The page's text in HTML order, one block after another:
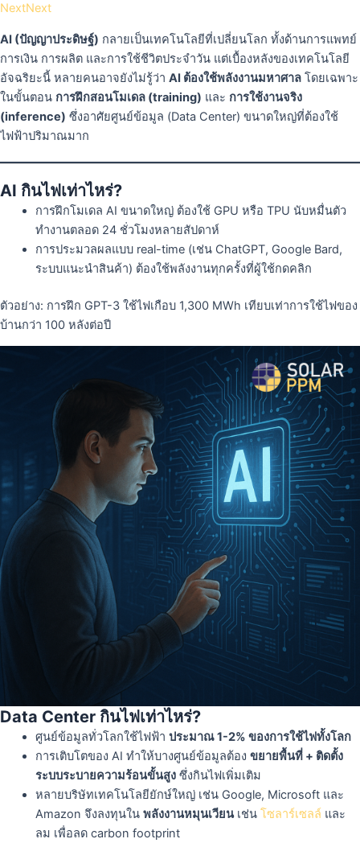
NextNext
AI (ปัญญาประดิษฐ์) กลายเป็นเทคโนโลยีที่เปลี่ยนโลก ทั้งด้านการแพทย์
การเงิน การผลิต และการใช้ชีวิตประจำวัน แต่เบื้องหลังของเทคโนโลยี
อัจฉริยะนี้ หลายคนอาจยังไม่รู้ว่า AI ต้องใช้พลังงานมหาศาล โดยเฉพาะ
ในขั้นตอน การฝึกสอนโมเดล (training) และ การใช้งานจริง
(inference) ซึ่งอาศัยศูนย์ข้อมูล (Data Center) ขนาดใหญ่ที่ต้องใช้
ไฟฟ้าปริมาณมาก
AI กินไฟเท่าไหร่?
การฝึกโมเดล AI ขนาดใหญ่ ต้องใช้ GPU หรือ TPU นับหมื่นตัว
ทำงานตลอด 24 ชั่วโมงหลายสัปดาห์
การประมวลผลแบบ real-time (เช่น ChatGPT, Google Bard,
ระบบแนะนำสินค้า) ต้องใช้พลังงานทุกครั้งที่ผู้ใช้กดคลิก
ตัวอย่าง: การฝึก GPT-3 ใช้ไฟเกือบ 1,300 MWh เทียบเท่าการใช้ไฟของ
บ้านกว่า 100 หลังต่อปี
Data Center กินไฟเท่าไหร่?
ศูนย์ข้อมูลทั่วโลกใช้ไฟฟ้า ประมาณ 1-2% ของการใช้ไฟทั้งโลก
การเติบโตของ AI ทำให้บางศูนย์ข้อมูลต้อง ขยายพื้นที่ + ติดตั้ง
ระบบระบายความร้อนขั้นสูงซึ่งกินไฟเพิ่มเติม
หลายบริษัทเทคโนโลยียักษ์ใหญ่ เช่น Google, Microsoft และ
Amazon จึงลงทุนใน พลังงานหมุนเวียนเช่น โซลาร์เซลล์ และ
ลม เพื่อลด carbon footprint